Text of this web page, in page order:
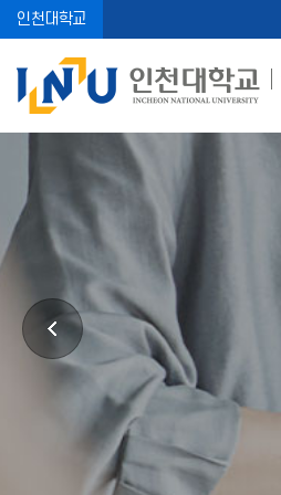
인천대학교